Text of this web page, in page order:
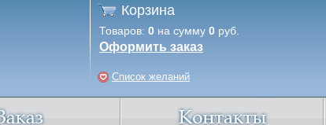
Корзина
Товаров: 0 на сумму 0 руб.
Оформить заказ
Список желаний